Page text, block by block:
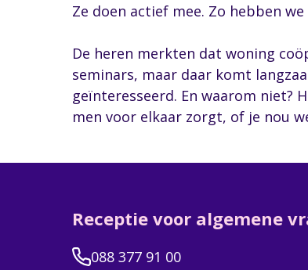
Ze doen actief mee. Zo hebben
De heren merkten dat woning
seminars, maar daar komt
geïnteresseerd. En waarom niet?
men voor elkaar zorgt, of je nou
Receptie voor algemene
088 377 91 00